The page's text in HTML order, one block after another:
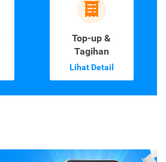
Top-up &
Tagihan
Lihat Detail